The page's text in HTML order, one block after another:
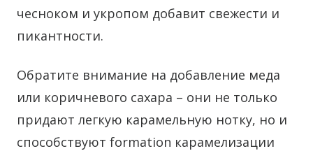
чесноком и укропом добавит свежести и
пикантности.
Обратите внимание на добавление меда
или коричневого сахара – они не только
придают легкую карамельную нотку, но и
способствуют formation карамелизации